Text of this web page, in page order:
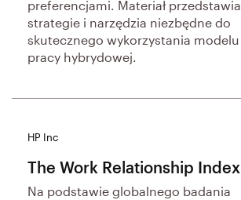
preferencjami. Materiał przedstawia
strategie i narzędzia niezbędne do
skutecznego wykorzystania modelu
pracy hybrydowej.
HP Inc
The Work Relationship Index
Na podstawie globalnego badania